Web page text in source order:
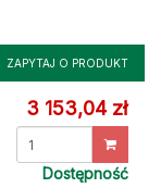
ZAPYTAJ O PRODUKT
3 153,04 zł
Dostępność